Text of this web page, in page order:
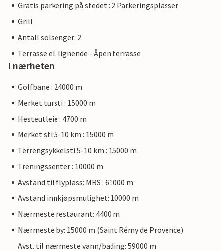
Gratis parkering på stedet : 2 Parkeringsplasser
Grill
Antall solsenger: 2
Terrasse el. lignende - Åpen terrasse
I nærheten
Golfbane : 24000 m
Merket tursti : 15000 m
Hesteutleie : 4700 m
Merket sti 5-10 km : 15000 m
Terrengsykkelsti 5-10 km : 15000 m
Treningssenter : 10000 m
Avstand til flyplass: MRS : 61000 m
Avstand innkjøpsmulighet: 10000 m
Nærmeste restaurant: 4400 m
Nærmeste by: 15000 m (Saint Rémy de Provence)
Avst. til nærmeste vann/bading: 59000 m